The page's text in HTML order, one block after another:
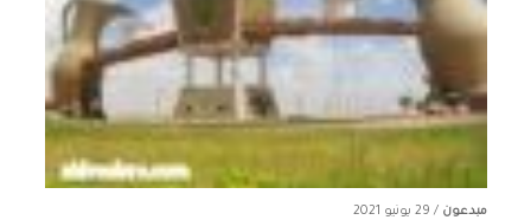
مبدعون / 29 يونيو 2021